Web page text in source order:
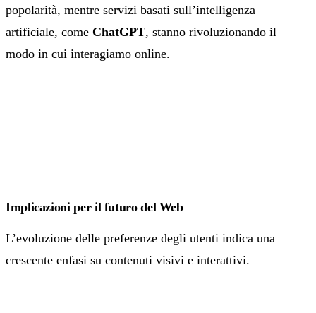
popolarità, mentre servizi basati sull’intelligenza
artificiale, come ChatGPT, stanno rivoluzionando il
modo in cui interagiamo online.
Implicazioni per il futuro del Web
L’evoluzione delle preferenze degli utenti indica una
crescente enfasi su contenuti visivi e interattivi.